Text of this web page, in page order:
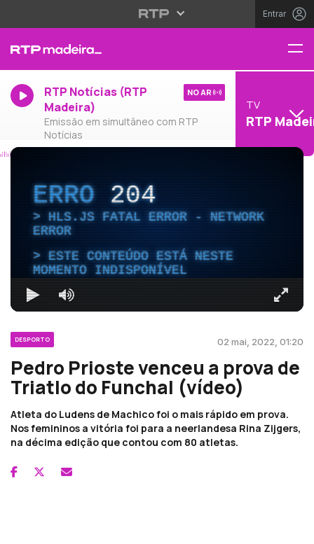
Entrar
RTP Notícias (RTP
Madeira)
Emissão em simultâneo com RTP
Notícias
NO AR
TV
RTP
ERRO204
HLS.JS FATAL ERROR - NETWORK
ERROR
ESTE CONTEÚDO ESTÁ NESTE
MOMENTO INDISPONÍVEL
DESPORTO 02 mai, 2022, 01:20
Pedro Prioste venceu a prova de
Triatlo do Funchal (vídeo)
Atleta do Ludens de Machico foi o mais rápido em prova.
Nos femininos a vitória foi para a neerlandesa Rina Zijgers,
na décima edição que contou com 80 atletas.